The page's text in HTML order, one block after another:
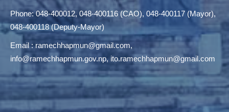
Phone: 048-400012, 048-400116 (CAO), 048-400117 (Mayor),
048-400118 (Deputy-Mayor)
Email :ramechhapmun@gmail.com,
info@ramechhapmun.gov.np, ito.ramechhapmun@gmail.com